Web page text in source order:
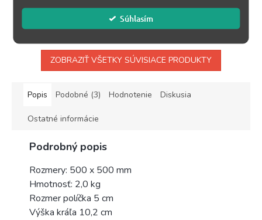
Súhlasímkávu pri...
ZOBRAZIŤ VŠETKY SÚVISIACE PRODUKTY
Popis Podobné (3) Hodnotenie Diskusia
Ostatné informácie
Podrobný popis
Rozmery: 500 x 500 mm
Hmotnosť: 2,0 kg
Rozmer políčka 5 cm
Výška kráľa 10,2 cm